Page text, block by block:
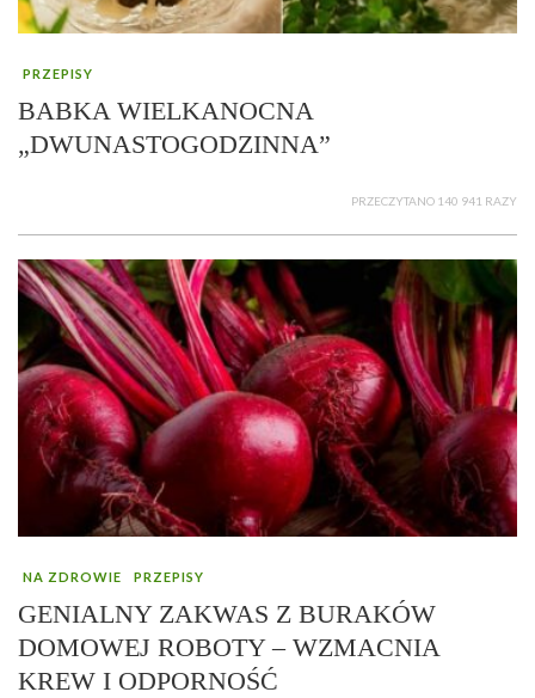
PRZEPISY
BABKA WIELKANOCNA
„DWUNASTOGODZINNA”
PRZECZYTANO 140 941 RAZY
NA ZDROWIE PRZEPISY
GENIALNY ZAKWAS Z BURAKÓW
DOMOWEJ ROBOTY – WZMACNIA
KREW I ODPORNOŚĆ